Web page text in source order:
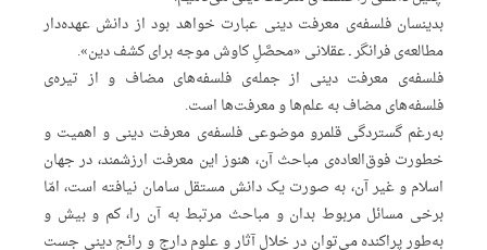
بدینسان فلسفه‌ی معرفت دینی عبارت خواهد بود از دانش عهده‌دار
مطالعه‌ی فرانگر ـ عقلانی «محصَّلِ کاوش موجه برای کشف دین».
فلسفه‌ی معرفت دینی از جمله‌ی فلسفه‌های مضاف و از تیره‌ی
فلسفه‌های مضاف به علم‌ها و معرفت‌ها است.
به‌رغم گستردگی قلمرو موضوعی فلسفه‌ی معرفت دینی و اهمیت و
خطورت فوق‌العاده‌ی مباحث آن، هنوز این معرفت ارزشمند، در جهان
اسلام و غیر آن، به صورت یک دانش مستقل سامان نیافته است، امّا
برخی مسائل مربوط بدان و مباحث مرتبط به آن را، کم‌ و بیش و
به‌طور پراکنده می‌توان در خلال آثار و علوم دارج و رائج دینی جست